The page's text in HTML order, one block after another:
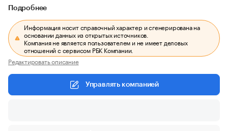
Подробнее
Информация носит справочный характер и сгенерирована на
основании данных из открытых источников.
Компания не является пользователем и не имеет деловых
отношений с сервисом РБК Компании.
Редактировать описание
Управлять компанией